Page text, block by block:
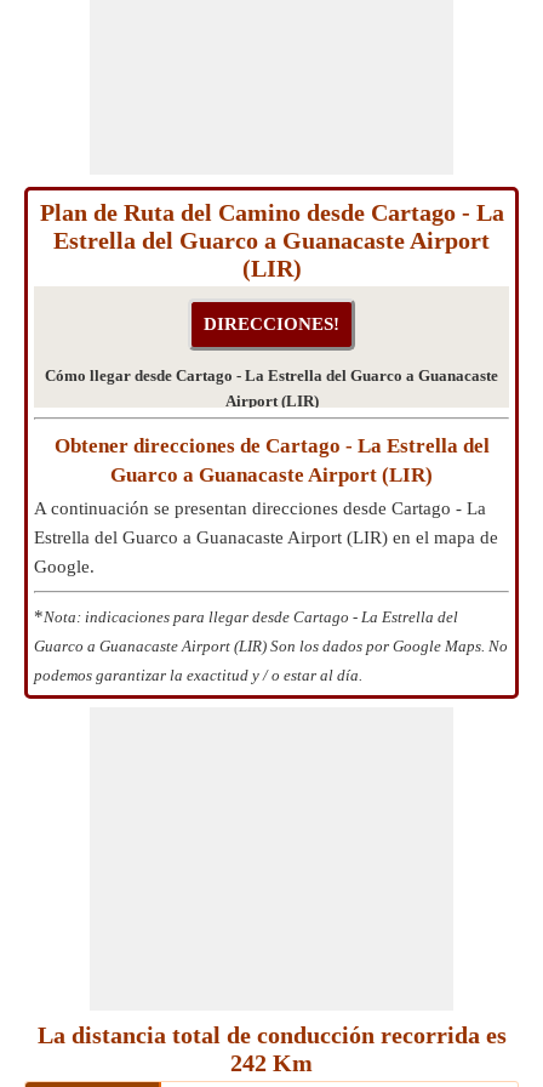
Plan de Ruta del Camino desde Cartago - La
Estrella del Guarco a Guanacaste Airport
(LIR)
Cómo llegar desde Cartago - La Estrella del Guarco a Guanacaste
Airport (LIR)
Obtener direcciones de Cartago - La Estrella del
Guarco a Guanacaste Airport (LIR)
A continuación se presentan direcciones desde Cartago - La
Estrella del Guarco a Guanacaste Airport (LIR) en el mapa de
Google.
*Nota: indicaciones para llegar desde Cartago - La Estrella del
Guarco a Guanacaste Airport (LIR) Son los dados por Google Maps. No
podemos garantizar la exactitud y / o estar al día.
La distancia total de conducción recorrida es
242 Km